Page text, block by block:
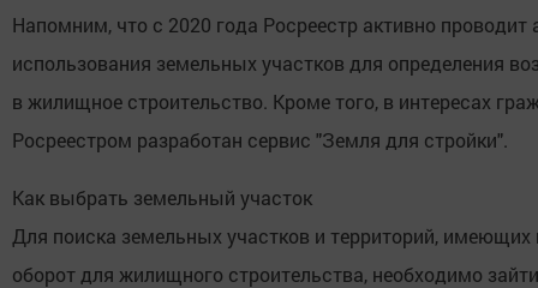
Напомним, что с 2020 года Росреестр активно проводит
использования земельных участков для определения
в жилищное строительство. Кроме того, в интересах
Росреестром разработан сервис "Земля для стройки".
Как выбрать земельный участок
Для поиска земельных участков и территорий, имеющих
оборот для жилищного строительства, необходимо